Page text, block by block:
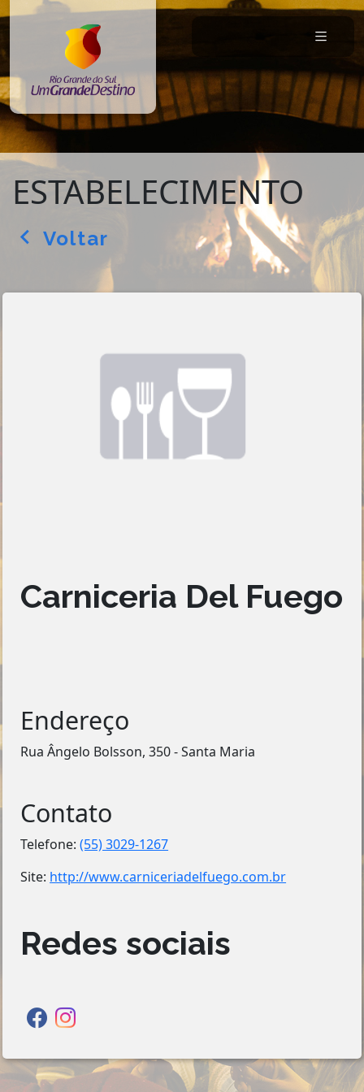
ESTABELECIMENTO
arrow_back_ios Voltar
Carniceria Del Fuego
Endereço
Rua Ângelo Bolsson, 350 - Santa Maria
Contato
Telefone:(55) 3029-1267
Site: http://www.carniceriadelfuego.com.br
Redes sociais